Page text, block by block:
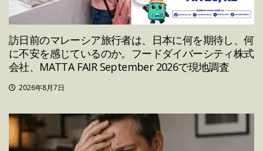
訪日前のマレーシア旅行者は、日本に何を期待し、何
に不安を感じているのか。フードダイバーシティ株式
会社、MATTA FAIR September 2026で現地調査
2026年8月7日